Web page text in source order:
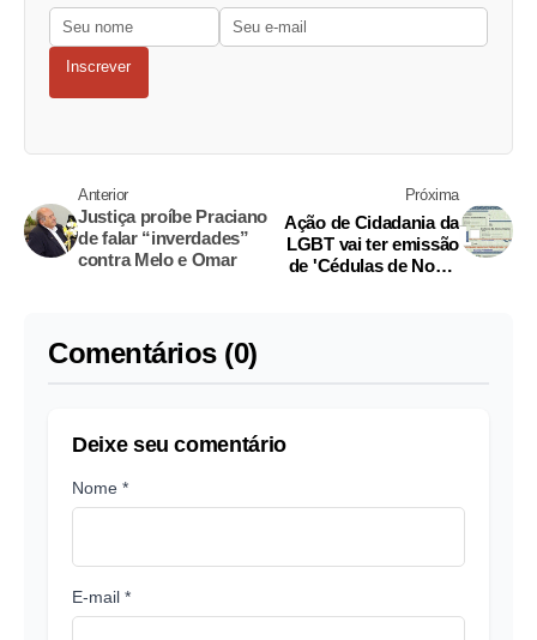
Inscrever
Anterior
Justiça proíbe Praciano
de falar “inverdades”
contra Melo e Omar
Próxima
Ação de Cidadania da
LGBT vai ter emissão
de 'Cédulas de Nome
Comentários (0)
Deixe seu comentário
Nome *
E-mail *